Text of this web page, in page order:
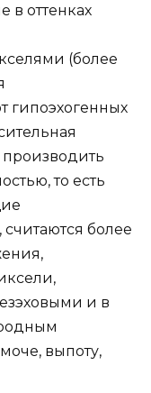
в оттенках
(более
гипоэхогенных
производить
то есть
более
и в
выпоту,